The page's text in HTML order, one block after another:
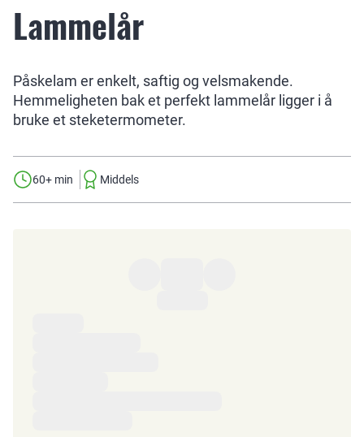
Lammelår
Påskelam er enkelt, saftig og velsmakende.
Hemmeligheten bak et perfekt lammelår ligger i å
bruke et steketermometer.
60+ min Middels